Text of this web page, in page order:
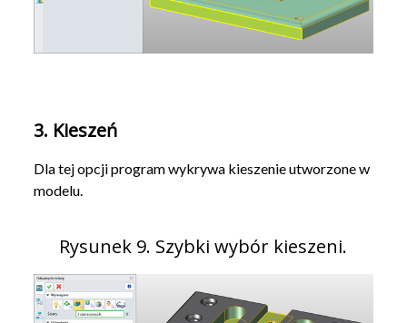
3. Kieszeń
Dla tej opcji program wykrywa kieszenie utworzone w
modelu.
Rysunek 9. Szybki wybór kieszeni.